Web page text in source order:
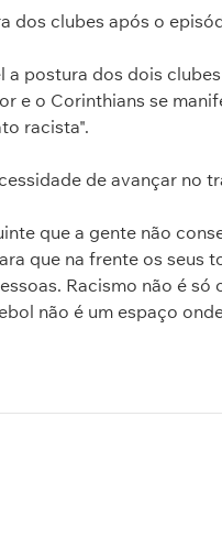
dos clubes após o
a postura dos dois
e o Corinthians se
racista".
de avançar no
que a gente não
que na frente os seus
Racismo não é
não é um espaço